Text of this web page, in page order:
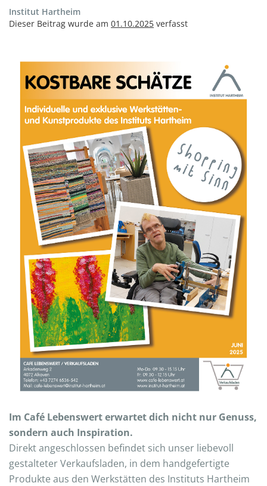
Institut Hartheim
Dieser Beitrag wurde am 01.10.2025 verfasst
Im Café Lebenswert erwartet dich nicht nur Genuss,
sondern auch Inspiration.
Direkt angeschlossen befindet sich unser liebevoll
gestalteter Verkaufsladen, in dem handgefertigte
Produkte aus den Werkstätten des Instituts Hartheim